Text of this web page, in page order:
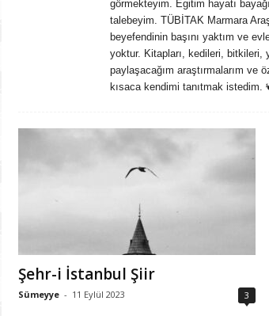
görmekteyim. Egitim hayatı
talebeyim. TÜBİTAK Marmara
beyefendinin başını yaktım ve
yoktur. Kitapları, kedileri, bitkileri,
paylaşacağım araştırmalarım ve
kısaca kendimi tanıtmak istedim.
Şehr-i İstanbul Şiir
Sümeyye - 11 Eylül 2023 3